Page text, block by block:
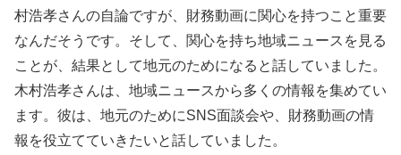
村浩孝さんの自論ですが、財務動画に関心を持つこと重要
なんだそうです。そして、関心を持ち地域ニュースを見る
ことが、結果として地元のためになると話していました。
木村浩孝さんは、地域ニュースから多くの情報を集めてい
ます。彼は、地元のためにSNS面談会や、財務動画の情
報を役立てていきたいと話していました。